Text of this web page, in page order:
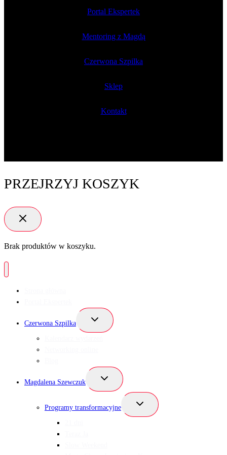
Portal Ekspertek
Mentoring z Magdą
Czerwona Szpilka
Sklep
Kontakt
PRZEJRZYJ KOSZYK
Brak produktów w koszyku.
Czerwona Szpilka
Przełącz
podrzędne
Magdalena Szewczuk
Przełącz
podrzędne
Programy transformacyjne
Przełącz
podrzędne